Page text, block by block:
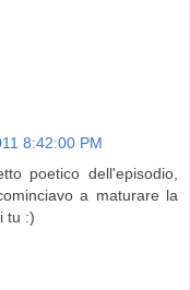
8:42:00 PM
poetico dell'episodio,
a maturare la
tu :)